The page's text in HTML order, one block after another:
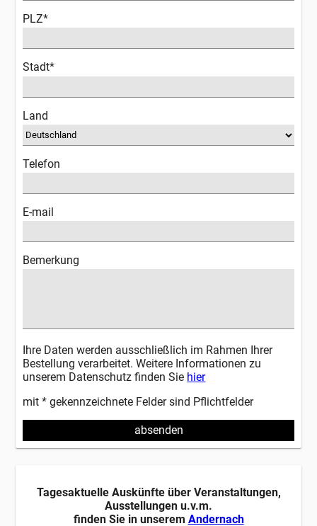
PLZ*
Stadt*
Land
Telefon
E-mail
Bemerkung
Ihre Daten werden ausschließlich im Rahmen Ihrer
Bestellung verarbeitet. Weitere Informationen zu
unserem Datenschutz finden Sie hier
mit * gekennzeichnete Felder sind Pflichtfelder
absenden
Tagesaktuelle Auskünfte über Veranstaltungen,
Ausstellungen u.v.m.
finden Sie in unserem Andernach